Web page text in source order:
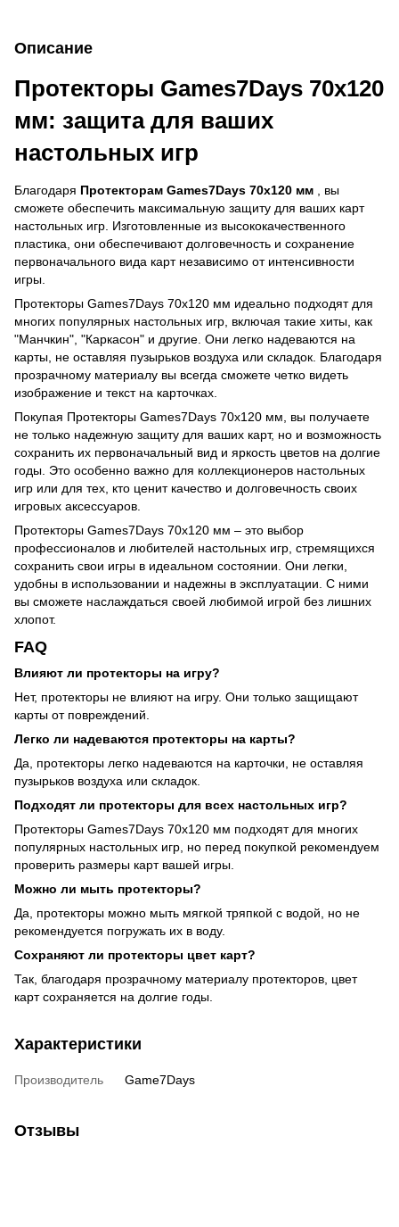
Описание
Протекторы Games7Days 70x120
мм: защита для ваших
настольных игр
Благодаря Протекторам Games7Days 70x120 мм , вы
сможете обеспечить максимальную защиту для ваших карт
настольных игр. Изготовленные из высококачественного
пластика, они обеспечивают долговечность и сохранение
первоначального вида карт независимо от интенсивности
игры.
Протекторы Games7Days 70x120 мм идеально подходят для
многих популярных настольных игр, включая такие хиты, как
"Манчкин", "Каркасон" и другие. Они легко надеваются на
карты, не оставляя пузырьков воздуха или складок. Благодаря
прозрачному материалу вы всегда сможете четко видеть
изображение и текст на карточках.
Покупая Протекторы Games7Days 70x120 мм, вы получаете
не только надежную защиту для ваших карт, но и возможность
сохранить их первоначальный вид и яркость цветов на долгие
годы. Это особенно важно для коллекционеров настольных
игр или для тех, кто ценит качество и долговечность своих
игровых аксессуаров.
Протекторы Games7Days 70x120 мм – это выбор
профессионалов и любителей настольных игр, стремящихся
сохранить свои игры в идеальном состоянии. Они легки,
удобны в использовании и надежны в эксплуатации. С ними
вы сможете наслаждаться своей любимой игрой без лишних
хлопот.
FAQ
Влияют ли протекторы на игру?
Нет, протекторы не влияют на игру. Они только защищают
карты от повреждений.
Легко ли надеваются протекторы на карты?
Да, протекторы легко надеваются на карточки, не оставляя
пузырьков воздуха или складок.
Подходят ли протекторы для всех настольных игр?
Протекторы Games7Days 70x120 мм подходят для многих
популярных настольных игр, но перед покупкой рекомендуем
проверить размеры карт вашей игры.
Можно ли мыть протекторы?
Да, протекторы можно мыть мягкой тряпкой с водой, но не
рекомендуется погружать их в воду.
Сохраняют ли протекторы цвет карт?
Так, благодаря прозрачному материалу протекторов, цвет
карт сохраняется на долгие годы.
Характеристики
Производитель Game7Days
Отзывы